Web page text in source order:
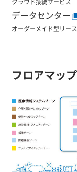
クラウド接続サービス
データセンター
オーダーメイド型リース
フロアマップ